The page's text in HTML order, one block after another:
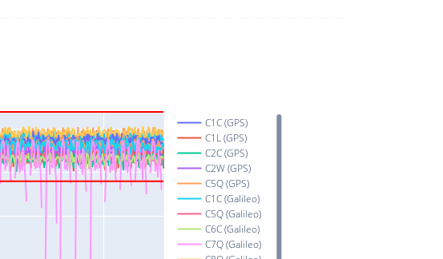
C1C (GPS)
C1L (GPS)
C2C (GPS)
C2W (GPS)
C5Q (GPS)
C1C (Galileo)
C5Q (Galileo)
C6C (Galileo)
C7Q (Galileo)